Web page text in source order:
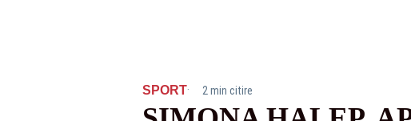
SPORT· 2 min citire